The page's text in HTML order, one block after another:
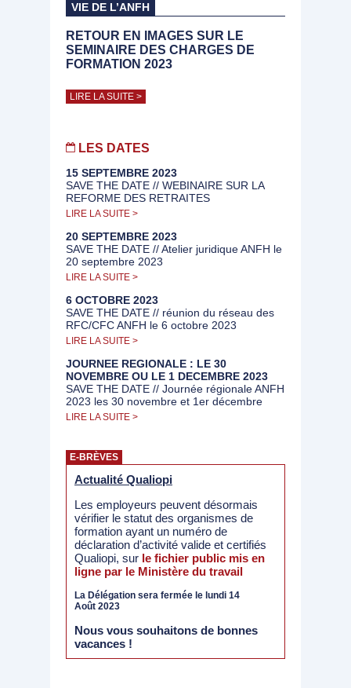
VIE DE L’ANFH
RETOUR EN IMAGES SUR LE
SEMINAIRE DES CHARGES DE
FORMATION 2023
LIRE LA SUITE >
LES DATES
15 SEPTEMBRE 2023
SAVE THE DATE // WEBINAIRE SUR LA
REFORME DES RETRAITES
LIRE LA SUITE >
20 SEPTEMBRE 2023
SAVE THE DATE // Atelier juridique ANFH le
20 septembre 2023
LIRE LA SUITE >
6 OCTOBRE 2023
SAVE THE DATE // réunion du réseau des
RFC/CFC ANFH le 6 octobre 2023
LIRE LA SUITE >
JOURNEE REGIONALE : LE 30
NOVEMBRE OU LE 1 DECEMBRE 2023
SAVE THE DATE // Journée régionale ANFH
2023 les 30 novembre et 1er décembre
LIRE LA SUITE >
E-BRÈVES
Actualité Qualiopi
Les employeurs peuvent désormais
vérifier le statut des organismes de
formation ayant un numéro de
déclaration d’activité valide et certifiés
Qualiopi, sur le fichier public mis en
ligne par le Ministère du travail
La Délégation sera fermée le lundi 14
Août 2023
Nous vous souhaitons de bonnes
vacances !